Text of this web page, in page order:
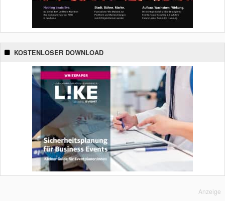
KOSTENLOSER DOWNLOAD
Anzeige